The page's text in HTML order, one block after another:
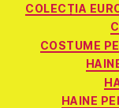
COLECȚIA
COSTUME
HAINE